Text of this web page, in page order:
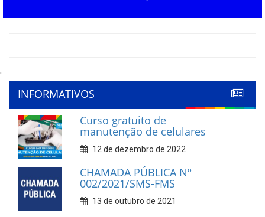
'
INFORMATIVOS
Curso gratuito de
manutenção de celulares
12 de dezembro de 2022
CHAMADA PÚBLICA Nº
002/2021/SMS-FMS
13 de outubro de 2021